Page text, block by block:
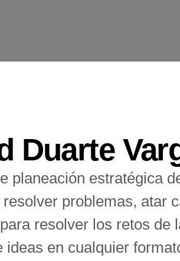
Duarte
planeación estratégica
problemas, atar
resolver los retos
ideas en cualquier